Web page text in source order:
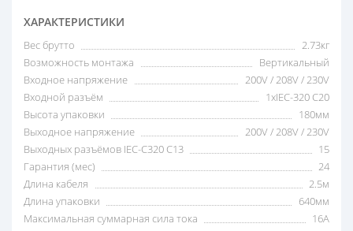
ХАРАКТЕРИСТИКИ
Вес брутто
2.73кг
Возможность монтажа
Вертикальный
Входное напряжение
200V / 208V / 230V
Входной разъём
1xIEC-320 C20
Высота упаковки
180мм
Выходное напряжение
200V / 208V / 230V
Выходных разъёмов IEC-C320 C13
15
Гарантия (мес)
24
Длина кабеля
2.5м
Длина упаковки
640мм
Максимальная суммарная сила тока
16A